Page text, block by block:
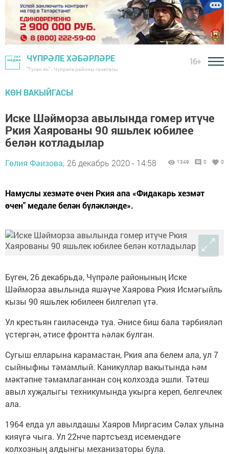
ЧҮПРӘЛЕ ХӘБӘРЛӘРЕ
"Туган як" - Чүпрәле районы газетасы
16+
КӨН ВАКЫЙГАСЫ
Иске Шәйморза авылында гомер итүче
Ркия Хаярованы 90 яшьлек юбилее
белән котладылар
Гөлия Фәизова, 26 декабрь 2020 - 14:58 1349 0 0
Намуслы хезмәте өчен Ркия апа «Фидакарь хезмәт
өчен" медале белән бүләкләнде».
Бүген, 26 декабрьдә, Чүпрәле районының Иске
Шәйморза авылында яшәүче Хаярова Ркия Исмәгыйль
кызы 90 яшьлек юбилеен билгеләп үтә.
Ул крестьян гаиләсендә туа. Әнисе биш бала тәрбияләп
үстергән, әтисе фронтта һәлак булган.
Сугыш елларына карамастан, Ркия апа белем ала, ул 7
сыйныфны тәмамлый. Каникуллар вакытында һәм
мәктәпне тәмамлаганнан соң колхозда эшли. Тәтеш
авыл хуҗалыгы техникумында укырга кереп, белгечлек
ала.
1964 елда ул авылдашы Хаяров Миргасим Сәлах улына
кияүгә чыга. Ул 22нче партсъезд исемендәге
колхозның алдынгы механизаторы була.